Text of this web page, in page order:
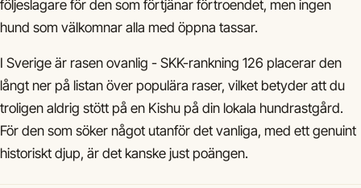
följeslagare för den som förtjänar förtroendet, men ingen
hund som välkomnar alla med öppna tassar.
I Sverige är rasen ovanlig - SKK-rankning 126 placerar den
långt ner på listan över populära raser, vilket betyder att du
troligen aldrig stött på en Kishu på din lokala hundrastgård.
För den som söker något utanför det vanliga, med ett genuint
historiskt djup, är det kanske just poängen.